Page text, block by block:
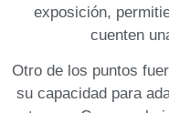
exposición,
cuenten
Otro de los puntos
su capacidad para